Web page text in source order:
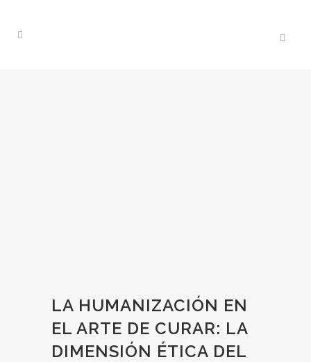
LA HUMANIZACIÓN EN
EL ARTE DE CURAR: LA
DIMENSIÓN ÉTICA DEL